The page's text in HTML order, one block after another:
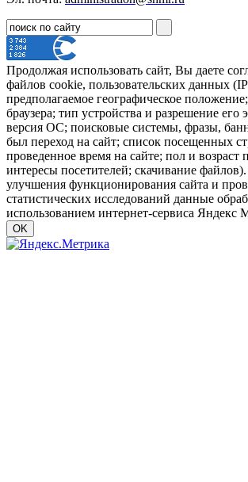
Продолжая использовать сайт, Вы даете
файлов cookie, пользовательских данных
предполагаемое географическое
браузера; тип устройства и разрешение его
версия ОС; поисковые системы, фразы,
был переход на сайт; список посещенных
проведенное время на сайте; пол и возраст
интересы посетителей; скачивание
улучшения функционирования сайта и
статистических исследований данные
использованием интернет-сервиса Яндекс
OK